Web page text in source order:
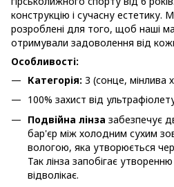
конструкцію і сучасну естетику.
розроблені для того, щоб наші
отримували задоволення від
Особливості:
Категорія: 3 (сонце, мінлива
100% захист від
Подвійна лінза забезпечує
бар'єр між холодним сухим
вологою, яка утворюється
Так лінза запобігає
відволікає.